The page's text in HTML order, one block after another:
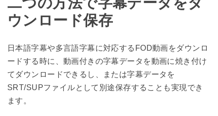
ウンロード保存
日本語字幕や多言語字幕に対応するFOD動画をダウンロ
ードする時に、動画付きの字幕データを動画に焼き付け
てダウンロードできるし、または字幕データを
SRT/SUPファイルとして別途保存することも実現でき
ます。